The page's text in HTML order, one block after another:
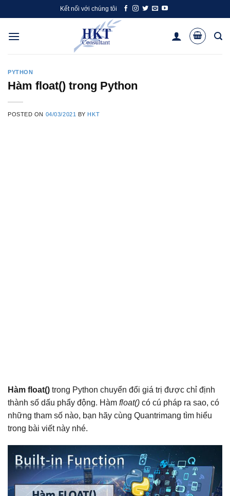
to
content
Kết nối với chúng tôi
PYTHON
Hàm float() trong Python
POSTED ON 04/03/2021 BY HKT
Hàm float() trong Python chuyển đổi giá trị được chỉ định
thành số dấu phẩy động. Hàm float() có cú pháp ra sao, có
những tham số nào, bạn hãy cùng Quantrimang tìm hiểu
trong bài viết này nhé.